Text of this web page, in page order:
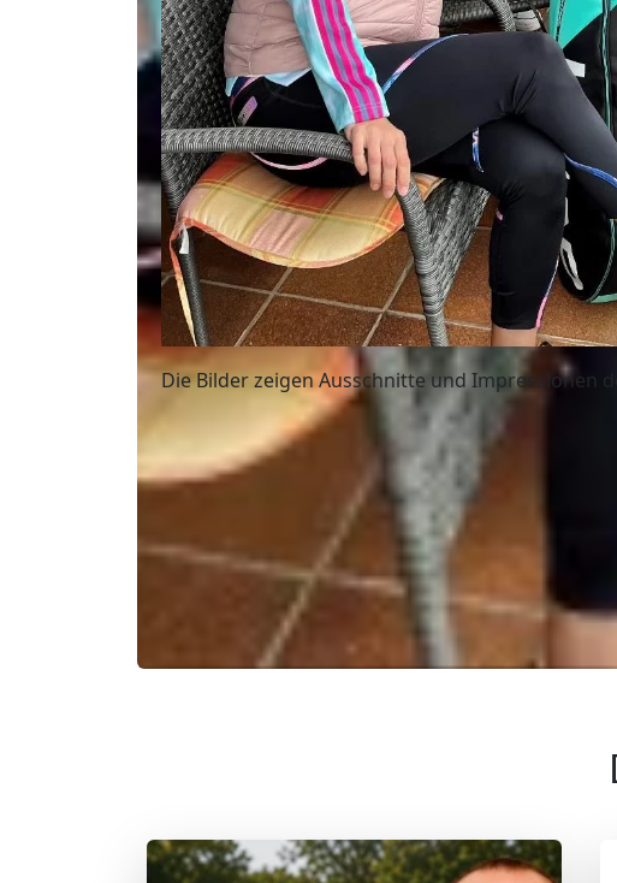
Die Bilder zeigen Ausschnitte und Impressionen